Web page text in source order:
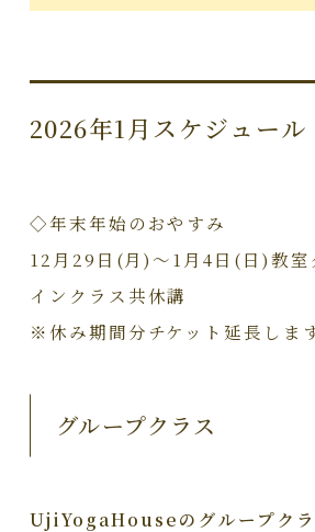
2026年1月スケジュール
◇年末年始のおやすみ
12月29日(月)～1月4日(日)教室
インクラス共休講
※休み期間分チケット延長しま
グループクラス
UjiYogaHouseのグループクラ